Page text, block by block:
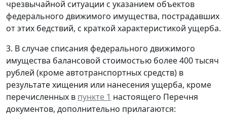
чрезвычайной ситуации с указанием объектов
федерального движимого имущества, пострадавших
от этих бедствий, с краткой характеристикой ущерба.
3. В случае списания федерального движимого
имущества балансовой стоимостью более 400 тысяч
рублей (кроме автотранспортных средств) в
результате хищения или нанесения ущерба, кроме
перечисленных в пункте 1 настоящего Перечня
документов, дополнительно прилагаются: